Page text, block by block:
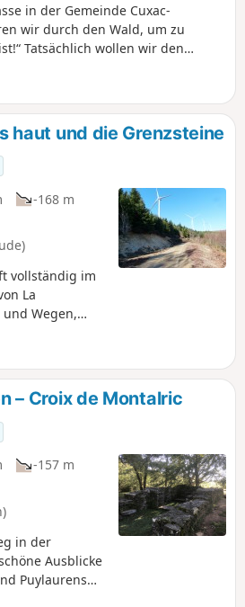
in der Gemeinde Cuxac-
wir durch den Wald, um zu
Tatsächlich wollen wir den
Linon, der oberhalb von
Unter jahrhundertealten Bäumen
einer alten Kartause, die lange vor
wurde, unter anderem wegen der
Rehe ersetzt wurden.
haut und die Grenzsteine
-168 m
vollständig im
La
Wegen,
de Fraïssègne,
Lac de la
östlichen Arm
– Croix de Montalric
-157 m
in der
Ausblicke
Puylaurens